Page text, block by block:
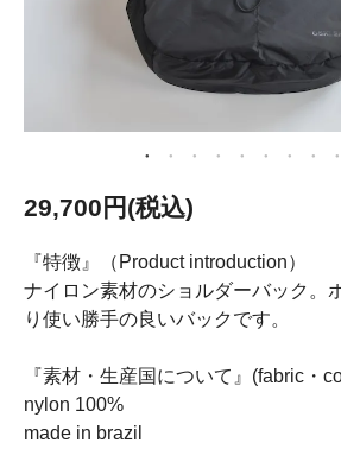
29,700円(税込)
『特徴』（Product introduction）
ナイロン素材のショルダーバック。
り使い勝手の良いバックです。
『素材・生産国について』(fabric・
nylon 100%
made in brazil